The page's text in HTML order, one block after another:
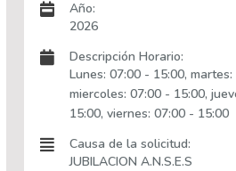
Año:
2026
Descripción Horario:
Lunes: 07:00 - 15:00,
miercoles: 07:00 - 15:00,
15:00, viernes: 07:00 - 15:00
Causa de la solicitud:
JUBILACION A.N.S.E.S